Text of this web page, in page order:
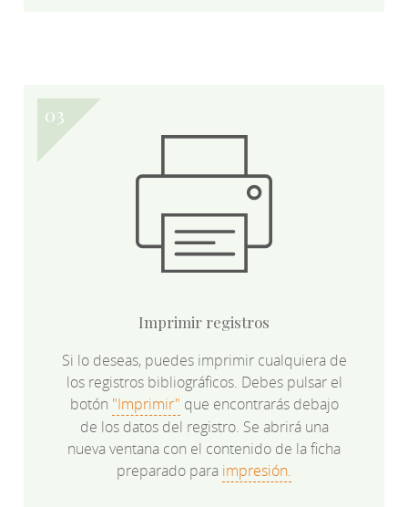
Imprimir registros
Si lo deseas, puedes imprimir cualquiera de
los registros bibliográficos. Debes pulsar el
botón "Imprimir" que encontrarás debajo
de los datos del registro. Se abrirá una
nueva ventana con el contenido de la ficha
preparado para impresión.